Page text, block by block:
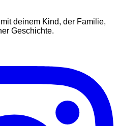
deinem Kind, der Familie,
Geschichte.